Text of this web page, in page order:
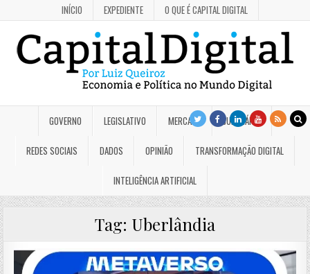
INÍCIO EXPEDIENTE O QUE É CAPITAL DIGITAL
GOVERNO LEGISLATIVO MERCADO JUDICIÁRIO
REDES SOCIAIS DADOS OPINIÃO TRANSFORMAÇÃO DIGITAL
INTELIGÊNCIA ARTIFICIAL
Tag: Uberlândia